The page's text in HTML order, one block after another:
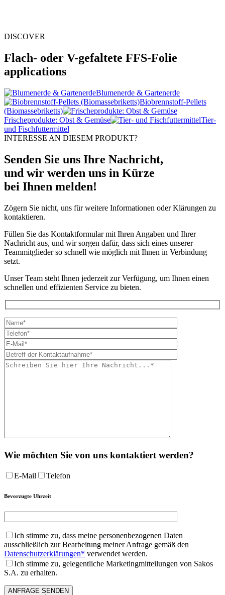
DISCOVER
Flach- oder V-gefaltete FFS-Folie
applications
Blumenerde & Gartenerde
Biobrennstoff-Pellets
(Biomassebriketts)
Frischeprodukte: Obst & Gemüse
Tier-
und Fischfuttermittel
INTERESSE AN DIESEM PRODUKT?
Senden Sie uns Ihre Nachricht,
und wir werden uns in Kürze
bei Ihnen melden!
Zögern Sie nicht, uns für weitere Informationen oder Klärungen zu
kontaktieren.
Füllen Sie das Kontaktformular mit Ihren Angaben und Ihrer
Nachricht aus, und wir sorgen dafür, dass sich eines unserer
Teammitglieder so schnell wie möglich mit Ihnen in Verbindung
setzt.
Unser Team steht Ihnen jederzeit zur Verfügung, um Ihnen einen
schnellen und effizienten Service zu bieten.
Wie möchten Sie von uns kontaktiert werden?
E-Mail Telefon
Bevorzugte Uhrzeit
Ich stimme zu, dass meine personenbezogenen Daten
ausschließlich zur Bearbeitung meiner Anfrage gemäß den
Datenschutzerklärungen* verwendet werden.
Ich stimme zu, gelegentliche Marketingmitteilungen von Sakos
S.A. zu erhalten.
ANFRAGE SENDEN